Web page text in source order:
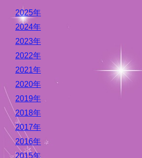
2025年
2024年
2023年
2022年
2021年
2020年
2019年
2018年
2017年
2016年
2015年